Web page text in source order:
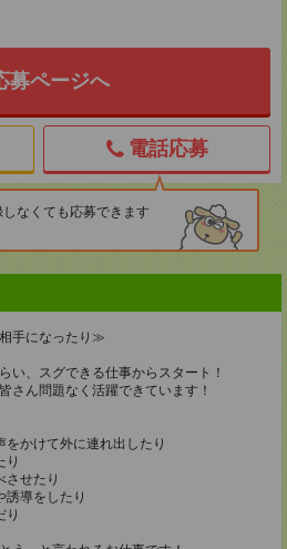
募ページへ
電話応募
なくても応募できます
手になったり≫
い、スグできる仕事からスタート！
さん問題なく活躍できています！
かけて外に連れ出したり
り
させたり
誘導をしたり
り